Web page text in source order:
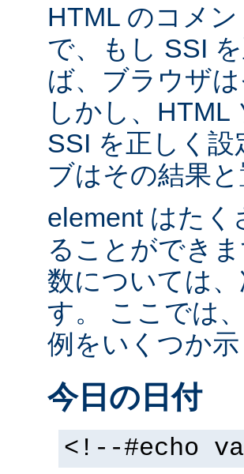
HTML のコメ
で、もし SSI
ば、ブラウザ
しかし、
SSI を正しく
ブはその結果
element はた
ることができ
数については
す。 ここでは
例をいくつか示
今日の日付
<!--#echo